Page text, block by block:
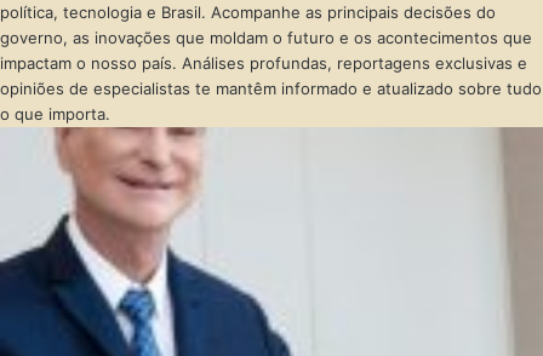
política, tecnologia e Brasil. Acompanhe as principais decisões do
governo, as inovações que moldam o futuro e os acontecimentos que
impactam o nosso país. Análises profundas, reportagens exclusivas e
opiniões de especialistas te mantêm informado e atualizado sobre tudo
o que importa.